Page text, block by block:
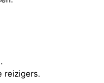
reizigers.